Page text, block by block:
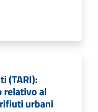
(TARI):
relativo al
urbani